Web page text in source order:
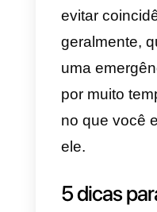
Outras
Esta é
nosso